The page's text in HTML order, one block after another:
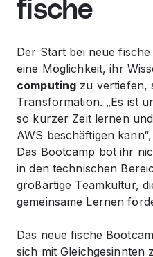
fische
Der Start bei neue
eine Möglichkeit, ihr
computing zu vertiefen,
Transformation. „Es ist
so kurzer Zeit lernen
AWS beschäftigen
Das Bootcamp bot ihr
in den technischen
großartige Teamkultur,
gemeinsame Lernen
Das neue fische
sich mit Gleichgesinnten